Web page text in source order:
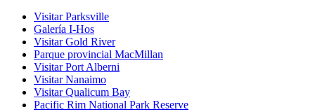
Visitar Parksville
Galería I-Hos
Visitar Gold River
Parque provincial MacMillan
Visitar Port Alberni
Visitar Nanaimo
Visitar Qualicum Bay
Pacific Rim National Park Reserve